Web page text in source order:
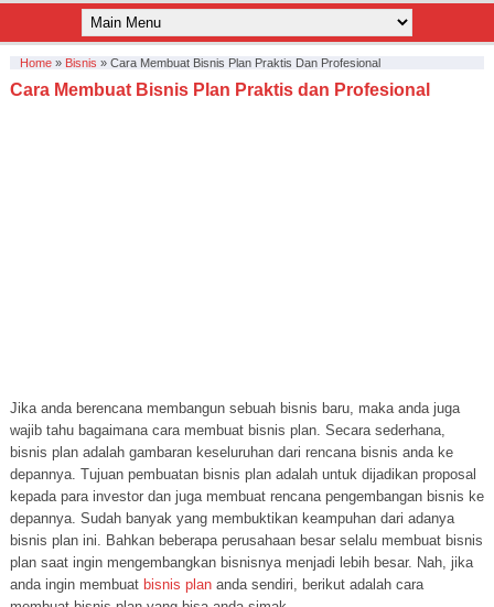
Home» Bisnis » Cara Membuat Bisnis Plan Praktis Dan Profesional
Cara Membuat Bisnis Plan Praktis dan Profesional
Jika anda berencana membangun sebuah bisnis baru, maka anda juga
wajib tahu bagaimana cara membuat bisnis plan. Secara sederhana,
bisnis plan adalah gambaran keseluruhan dari rencana bisnis anda ke
depannya. Tujuan pembuatan bisnis plan adalah untuk dijadikan proposal
kepada para investor dan juga membuat rencana pengembangan bisnis ke
depannya. Sudah banyak yang membuktikan keampuhan dari adanya
bisnis plan ini. Bahkan beberapa perusahaan besar selalu membuat bisnis
plan saat ingin mengembangkan bisnisnya menjadi lebih besar. Nah, jika
anda ingin membuat bisnis plananda sendiri, berikut adalah cara